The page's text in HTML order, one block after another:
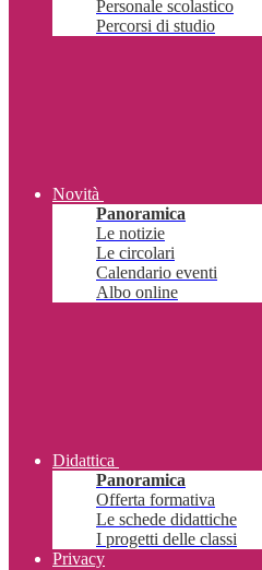
Personale scolastico
Percorsi di studio
Novità
Panoramica
Le notizie
Le circolari
Calendario eventi
Albo online
Didattica
Panoramica
Offerta formativa
Le schede didattiche
I progetti delle classi
Privacy